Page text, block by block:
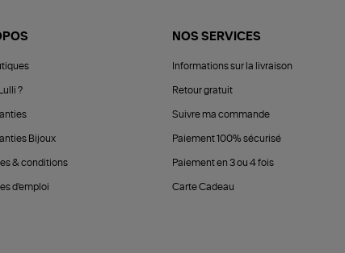
?
Bijoux
& conditions
d'emploi
NOS SERVICES
Informations sur la livraison
Retour gratuit
Suivre ma commande
Paiement 100% sécurisé
Paiement en 3 ou 4 fois
Carte Cadeau